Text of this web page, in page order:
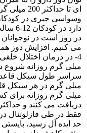
ای تا
می کنیم. افزایش دوز
میلی گرم روزانه شروع
میلی گرم روزانه برای
فقط در طی فازلوتئال
حد ایده آل رسید،